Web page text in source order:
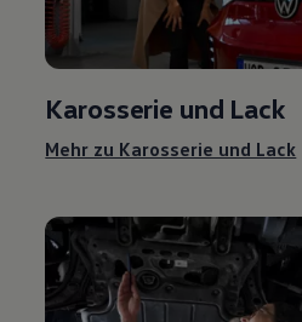
Karosserie und Lack
Mehr zu Karosserie und Lack